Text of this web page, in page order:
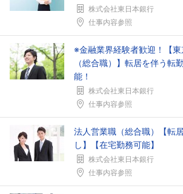
株式会社東日本銀行
仕事内容参照
※金融業界経験者歓迎！【
（総合職）】転居を伴う転
能！
株式会社東日本銀行
仕事内容参照
法人営業職（総合職）【転
し】【在宅勤務可能】
株式会社東日本銀行
仕事内容参照